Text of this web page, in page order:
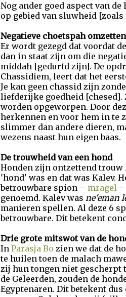
Nog ander goed aspect van
op gebied van sluwheid
Negatieve choetspah
Er wordt gezegd dat voordat
dan in staat zijn om die
middah [gedurfd zijn]. De
Chassidiem, leert dat het
Je kan geen chassid zijn
liefderijke goedheid [chesed].
worden opgeworpen. Door
herkennen en voor hem in te
slimmer dan andere dieren,
wezens naast hun eigen baas.
De trouwheid van een hond
Honden zijn ontzettend trouw
'hond' was en dat was Kalev.
betrouwbare spion – mragel
genoemd. Kalev was ne'eman
manieren spellen. Al deze 6
betrouwbare. Dit betekent
Drie grote mitswot van de
In Parasja Bo zien we dat de
te huilen toen de malach
zij hun tongen niet
de Geleerden, zouden de
Egyptenaren. Dit betekent